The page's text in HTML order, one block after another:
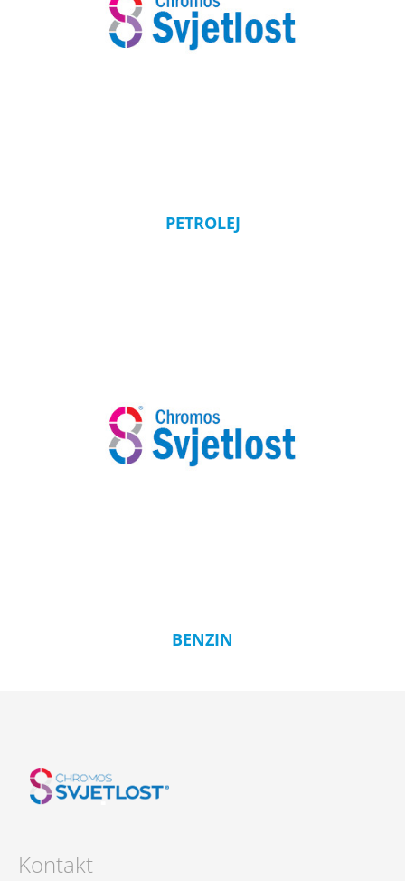
PETROLEJ
BENZIN
Kontakt